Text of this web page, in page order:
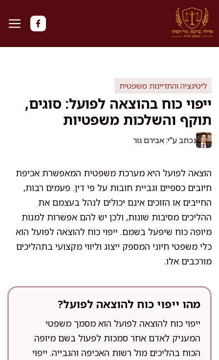
לדלג
לתוכן
ליטיגציה והתדיינות משפטית
ייפוי כוח בהוצאה לפועל: סוגים,
תוקף והשלכות משפטיות
נכתב ע"י: אבירם גור
הוצאה לפועל היא מערכת משפטית המאפשרת אכיפת
חיובים כספיים וגביית חובות על פי דין. פעמים רבות,
החייבים או הזוכים אינם יכולים לנהל בעצמם את
ההליכים מסיבות שונות, ולכן יש להם אפשרות למנות
מיופה כוח שיפעל בשמם. ייפוי כוח להוצאה לפועל הוא
כלי משפטי חיוני המספק ייצוג וליווי מקצועי בתהליכים
מורכבים אלו.
מהו ייפוי כוח להוצאה לפועל?
ייפוי כוח להוצאה לפועל הוא מסמך משפטי
המעניק לאדם אחר סמכות לפעול בשם מיופה
הכוח בהליכים מול רשות האכיפה והגבייה. ייפוי